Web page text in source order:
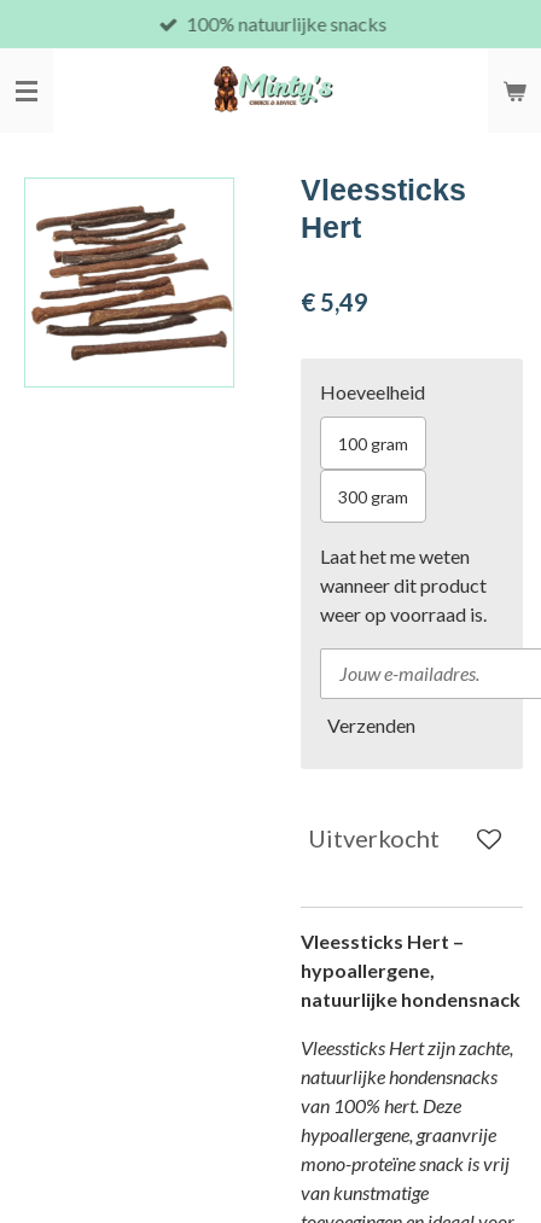
direct
naar
100% natuurlijke snacks
Vleessticks
Hert
€ 5,49
Hoeveelheid
100 gram
300 gram
Laat het me weten
wanneer dit product
weer op voorraad is.
Verzenden
Uitverkocht
Vleessticks Hert –
hypoallergene,
natuurlijke hondensnack
Vleessticks Hert zijn zachte,
natuurlijke hondensnacks
van 100% hert. Deze
hypoallergene, graanvrije
mono-proteïne snack is vrij
van kunstmatige